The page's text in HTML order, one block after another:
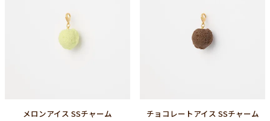
メロンアイス SSチャーム
チョコレートアイス SSチャーム